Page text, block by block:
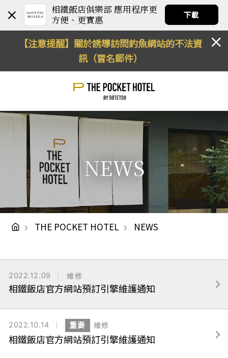
相鐵飯店俱樂部 應用程序更
方便、更實惠
下載
【注意提醒】關於誘導訪問釣魚網站的不法資
訊（冒名郵件）
NEWS
THE POCKET HOTEL NEWS
2022.12.09 維修
相鐵飯店官方網站預訂引擎維護通知
2022.10.14 重要 維修
相鐵飯店官方網站預訂引擎維護通知